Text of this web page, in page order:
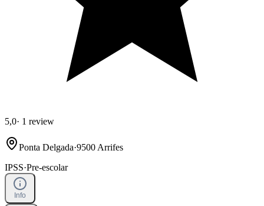
5,0· 1 review
Ponta Delgada·9500 Arrifes
IPSS·Pre-escolar
Info